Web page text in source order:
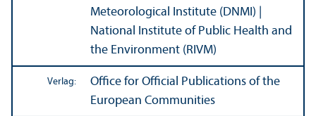
Meteorological Institute (DNMI) |
National Institute of Public Health and
the Environment (RIVM)
Verlag:
Office for Official Publications of the
European Communities